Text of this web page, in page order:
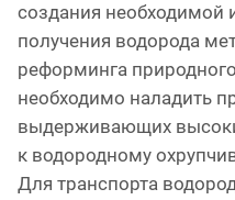
создания необходимой
получения водорода
реформинга
необходимо наладить
выдерживающих
к водородному
Для транспорта